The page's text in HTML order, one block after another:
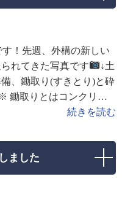
！先週、外構の新しい
れてきた写真です
↓土
、鋤取り(すきとり)と砕
鋤取りとはコンクリー
て取り除く作続きを読む
ました